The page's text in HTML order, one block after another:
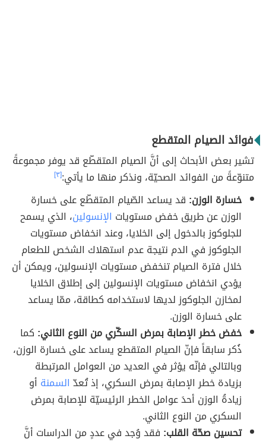
فوائد الصيام المتقطع
تشير بعض الأبحاث إلى أنَّ الصيام المتقطّع قد يوفر مجموعةً
متنوّعةً من الفوائد الصحيّة، ونذكر منها ما يأتي:[٣]
خسارة الوزن: قد يساعد الصّيام المتقطّع على خسارة
الوزن عن طريق خفض مستويات الإنسولين، الذي يسمح
للجلوكوز بالدخول إلى الخلايا، وعند انخفاض مستويات
الجلوكوز في الدم نتيجة عدم استهلاك الشخص للطعام
خلال فترة الصيام تنخفض مستويات الإنسولين، ويمكن أن
يؤدي انخفاض مستويات الإنسولين إلى إطلاق الخلايا
لمخازن الجلوكوز لديها لاستخدامه كطاقة، ممّا يساعد
على خسارة الوزن.
خفض خطر الإصابة بمرض السكّري من النوع الثاني: كما
ذُكر سابقاً فإنّ الصيام المتقطع يساعد على خسارة الوزن،
وبالتالي فإنّه يؤثر في العديد من العوامل المرتبطة
بزيادة خطر الإصابة بمرض السكري، إذ تُعدّ السمنة أو
زيادةُ الوزن أحدَ عوامل الخطر الرئيسيّة للإصابة بمرض
السكري من النوع الثاني.
تحسين صحّة القلب: فقد وُجد في عددٍ من الدراسات أنَّ